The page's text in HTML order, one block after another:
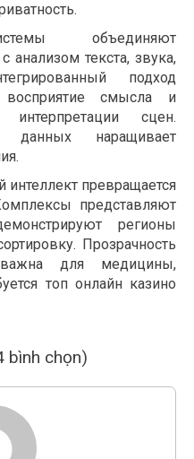
объединяют
анализом текста, звука,
подход
восприятие смысла и
интерпретации сцен.
данных наращивает
превращается
представляют
регионы
Прозрачность
для медицины,
топ онлайн казино
bình chọn)